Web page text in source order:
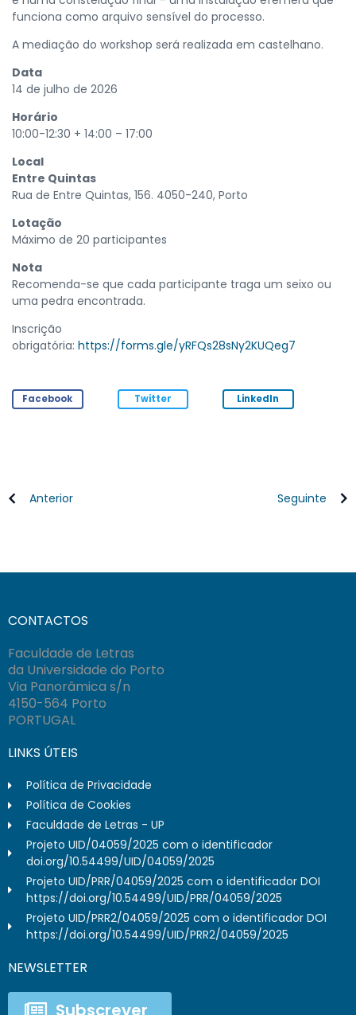
funciona como arquivo sensível do processo.
A mediação do workshop será realizada em castelhano.
Data
14 de julho de 2026
Horário
10:00-12:30 + 14:00 – 17:00
Local
Entre Quintas
Rua de Entre Quintas, 156. 4050-240, Porto
Lotação
Máximo de 20 participantes
Nota
Recomenda-se que cada participante traga um seixo ou
uma pedra encontrada.
Inscrição
obrigatória: https://forms.gle/yRFQs28sNy2KUQeg7
Facebook Twitter LinkedIn
Anterior Seguinte
CONTACTOS
Faculdade de Letras
da Universidade do Porto
Via Panorâmica s/n
4150-564 Porto
PORTUGAL
LINKS ÚTEIS
Política de Privacidade
Política de Cookies
Faculdade de Letras - UP
Projeto UID/04059/2025 com o identificador
doi.org/10.54499/UID/04059/2025
Projeto UID/PRR/04059/2025 com o identificador DOI
https://doi.org/10.54499/UID/PRR/04059/2025
Projeto UID/PRR2/04059/2025 com o identificador DOI
https://doi.org/10.54499/UID/PRR2/04059/2025
NEWSLETTER
Subscrever